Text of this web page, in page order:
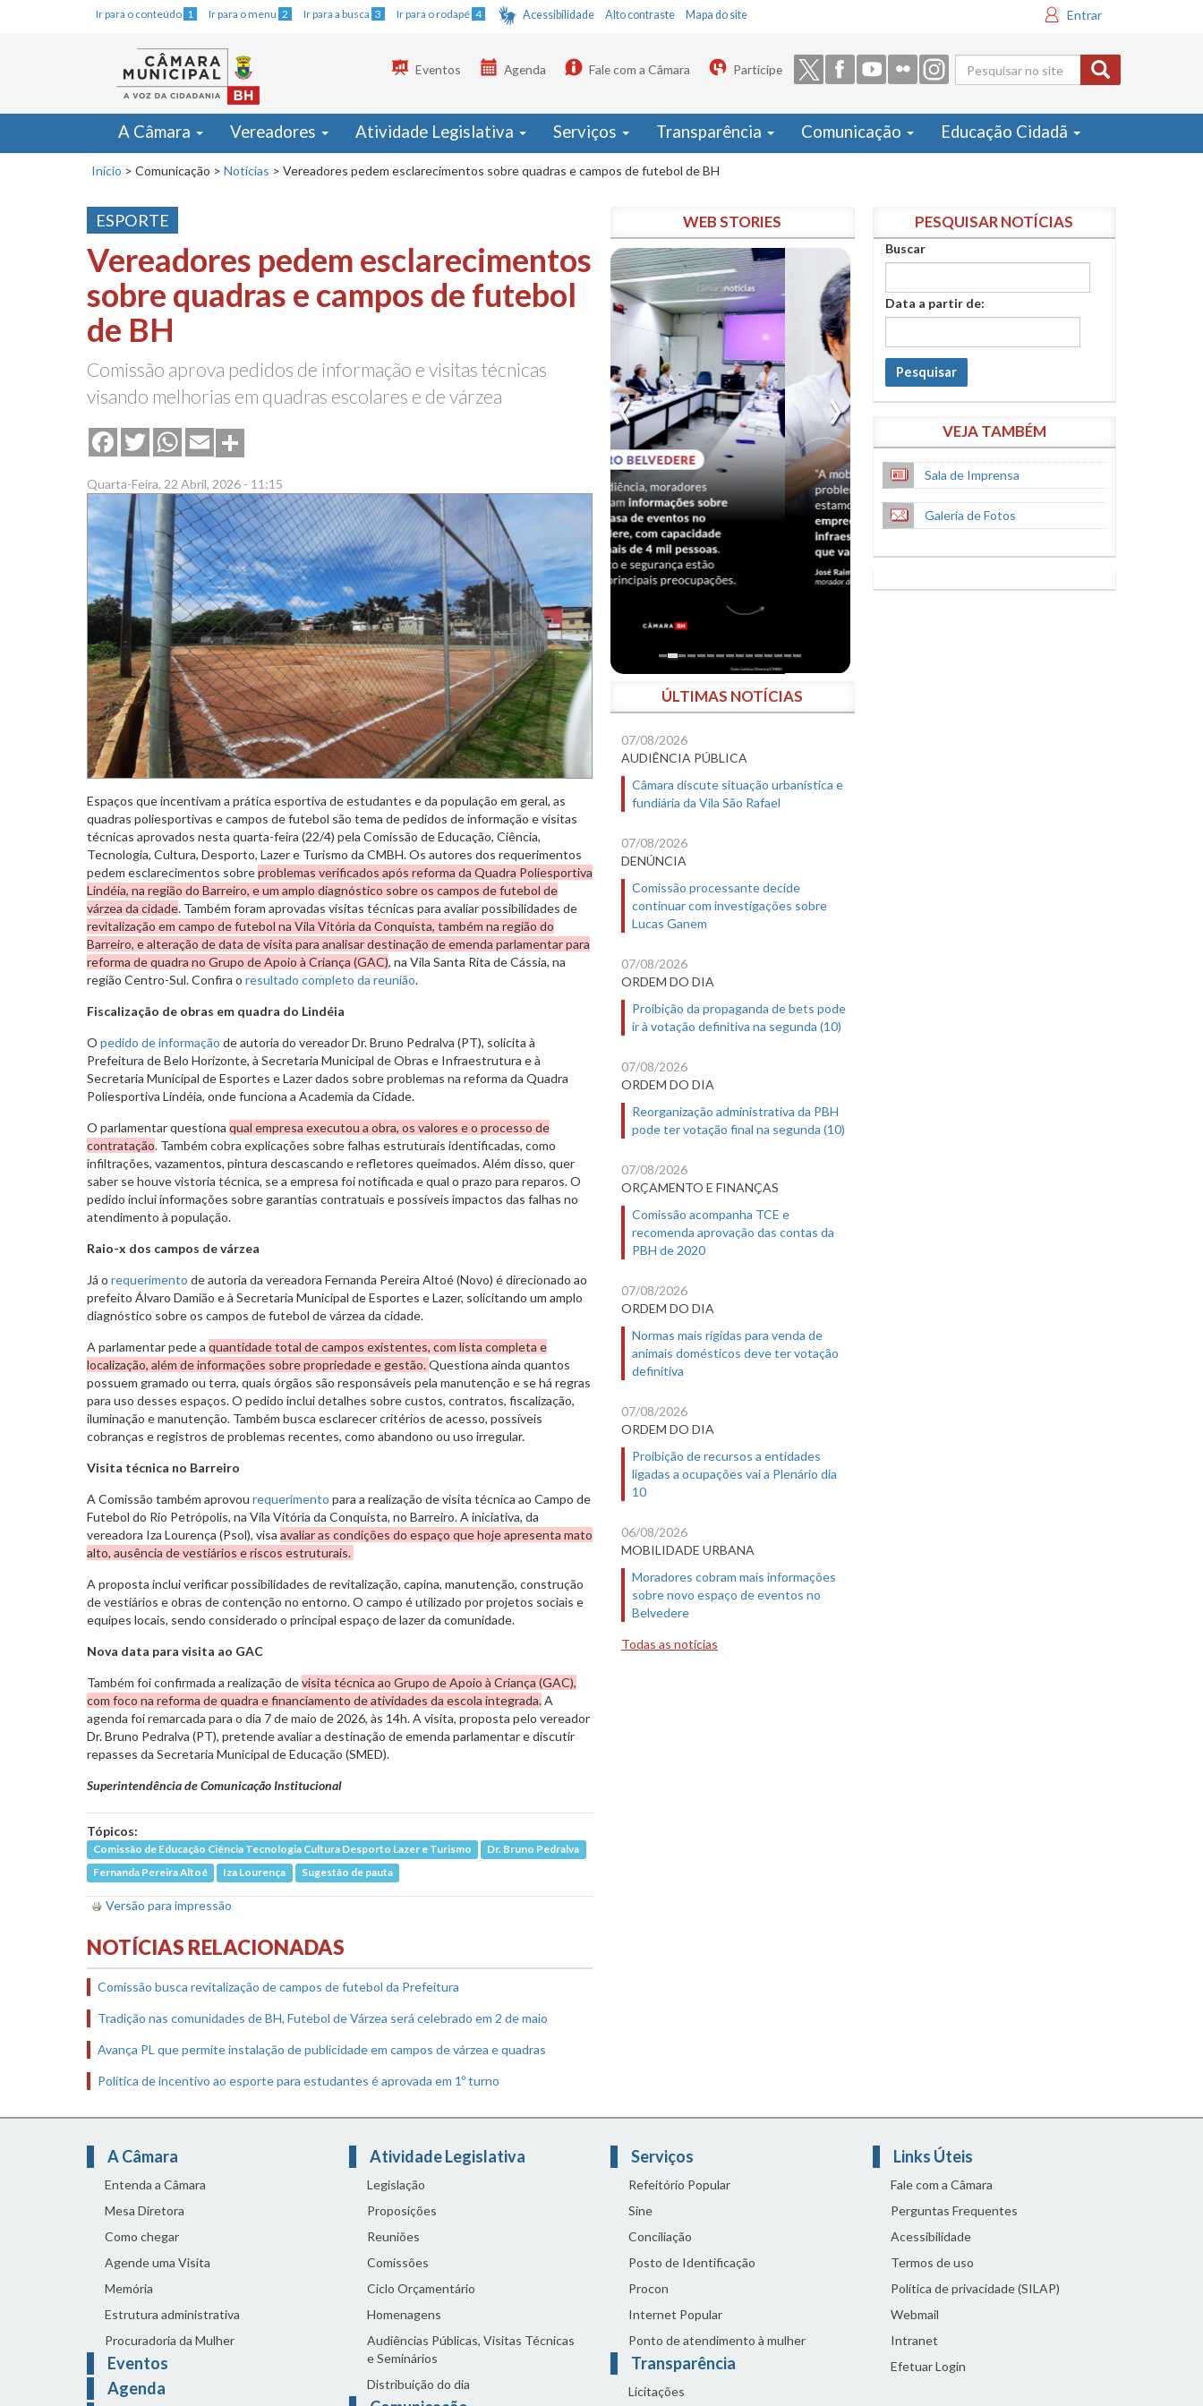
Ir para o conteúdo 1 Ir para o menu 2 Ir para a busca 3 Ir para o rodapé 4 Acessibilidade Alto contraste Mapa do site Entrar
Formulário
de busca
Eventos Agenda Fale com a Câmara Participe
A Câmara Vereadores Atividade Legislativa Serviços Transparência Comunicação Educação Cidadã
Início > Comunicação > Notícias > Vereadores pedem esclarecimentos sobre quadras e campos de futebol de BH
ESPORTE
Vereadores pedem esclarecimentos
sobre quadras e campos de futebol
de BH
Comissão aprova pedidos de informação e visitas técnicas
visando melhorias em quadras escolares e de várzea
FacebookTwitterWhatsApp
Email
Quarta-Feira, 22 Abril, 2026 - 11:15
Espaços que incentivam a prática esportiva de estudantes e da população em geral, as
quadras poliesportivas e campos de futebol são tema de pedidos de informação e visitas
técnicas aprovados nesta quarta-feira (22/4) pela Comissão de Educação, Ciência,
Tecnologia, Cultura, Desporto, Lazer e Turismo da CMBH. Os autores dos requerimentos
pedem esclarecimentos sobreproblemas verificados após reforma da Quadra Poliesportiva
Lindéia, na região do Barreiro, e um amplo diagnóstico sobre os campos de futebol de
várzea da cidade. Também foram aprovadas visitas técnicas para avaliar possibilidades de
revitalização em campo de futebol na Vila Vitória da Conquista, também na região do
Barreiro, e alteração de data de visita para analisar destinação de emenda parlamentar para
reforma de quadra no Grupo de Apoio à Criança (GAC), na Vila Santa Rita de Cássia, na
região Centro-Sul. Confira o resultado completo da reunião.
Fiscalização de obras em quadra do Lindéia
O pedido de informação de autoria do vereador Dr. Bruno Pedralva (PT), solicita à
Prefeitura de Belo Horizonte, à Secretaria Municipal de Obras e Infraestrutura e à
Secretaria Municipal de Esportes e Lazer dados sobre problemas na reforma da Quadra
Poliesportiva Lindéia, onde funciona a Academia da Cidade.
O parlamentar questiona qual empresa executou a obra, os valores e o processo de
contratação. Também cobra explicações sobre falhas estruturais identificadas, como
infiltrações, vazamentos, pintura descascando e refletores queimados. Além disso, quer
saber se houve vistoria técnica, se a empresa foi notificada e qual o prazo para reparos. O
pedido inclui informações sobre garantias contratuais e possíveis impactos das falhas no
atendimento à população.
Raio-x dos campos de várzea
Já o requerimento de autoria da vereadora Fernanda Pereira Altoé (Novo) é direcionado ao
prefeito Álvaro Damião e à Secretaria Municipal de Esportes e Lazer, solicitando um amplo
diagnóstico sobre os campos de futebol de várzea da cidade.
A parlamentar pede a quantidade total de campos existentes, com lista completa e
localização, além de informações sobre propriedade e gestão.Questiona ainda quantos
possuem gramado ou terra, quais órgãos são responsáveis pela manutenção e se há regras
para uso desses espaços. O pedido inclui detalhes sobre custos, contratos, fiscalização,
iluminação e manutenção. Também busca esclarecer critérios de acesso, possíveis
cobranças e registros de problemas recentes, como abandono ou uso irregular.
Visita técnica no Barreiro
A Comissão também aprovou requerimento para a realização de visita técnica ao Campo de
Futebol do Rio Petrópolis, na Vila Vitória da Conquista, no Barreiro. A iniciativa, da
vereadora Iza Lourença (Psol), visa avaliar as condições do espaço que hoje apresenta mato
alto, ausência de vestiários e riscos estruturais.
A proposta inclui verificar possibilidades de revitalização, capina, manutenção, construção
de vestiários e obras de contenção no entorno. O campo é utilizado por projetos sociais e
equipes locais, sendo considerado o principal espaço de lazer da comunidade.
Nova data para visita ao GAC
Também foi confirmada a realização devisita técnica ao Grupo de Apoio à Criança (GAC),
com foco na reforma de quadra e financiamento de atividades da escola integrada.A
agenda foi remarcada para o dia 7 de maio de 2026, às 14h. A visita, proposta pelo vereador
Dr. Bruno Pedralva (PT), pretende avaliar a destinação de emenda parlamentar e discutir
repasses da Secretaria Municipal de Educação (SMED).
Superintendência de Comunicação Institucional
Tópicos:
Comissão de Educação Ciência Tecnologia Cultura Desporto Lazer e Turismo
Dr. Bruno Pedralva
Fernanda Pereira Altoé
Iza Lourença Sugestão de pauta
Versão para impressão
NOTÍCIAS RELACIONADAS
Comissão busca revitalização de campos de futebol da Prefeitura
Tradição nas comunidades de BH, Futebol de Várzea será celebrado em 2 de maio
Avança PL que permite instalação de publicidade em campos de várzea e quadras
Política de incentivo ao esporte para estudantes é aprovada em 1º turno
WEB STORIES
ÚLTIMAS NOTÍCIAS
07/08/2026
AUDIÊNCIA PÚBLICA
Câmara discute situação urbanística e
fundiária da Vila São Rafael
07/08/2026
DENÚNCIA
Comissão processante decide
continuar com investigações sobre
Lucas Ganem
07/08/2026
ORDEM DO DIA
Proibição da propaganda de bets pode
ir à votação definitiva na segunda (10)
07/08/2026
ORDEM DO DIA
Reorganização administrativa da PBH
pode ter votação final na segunda (10)
07/08/2026
ORÇAMENTO E FINANÇAS
Comissão acompanha TCE e
recomenda aprovação das contas da
PBH de 2020
07/08/2026
ORDEM DO DIA
Normas mais rígidas para venda de
animais domésticos deve ter votação
definitiva
07/08/2026
ORDEM DO DIA
Proibição de recursos a entidades
ligadas a ocupações vai a Plenário dia
10
06/08/2026
MOBILIDADE URBANA
Moradores cobram mais informações
sobre novo espaço de eventos no
Belvedere
Todas as notícias
PESQUISAR NOTÍCIAS
Buscar
Data a partir de:
Pesquisar
VEJA TAMBÉM
Sala de Imprensa
Galeria de Fotos
A Câmara
Entenda a Câmara
Mesa Diretora
Como chegar
Agende uma Visita
Memória
Estrutura administrativa
Procuradoria da Mulher
Eventos
Agenda
Atividade Legislativa
Legislação
Proposições
Reuniões
Comissões
Ciclo Orçamentário
Homenagens
Audiências Públicas, Visitas Técnicas
e Seminários
Distribuição do dia
Serviços
Refeitório Popular
Sine
Conciliação
Posto de Identificação
Procon
Internet Popular
Ponto de atendimento à mulher
Transparência
Licitações
Links Úteis
Fale com a Câmara
Perguntas Frequentes
Acessibilidade
Termos de uso
Política de privacidade (SILAP)
Webmail
Intranet
Efetuar Login